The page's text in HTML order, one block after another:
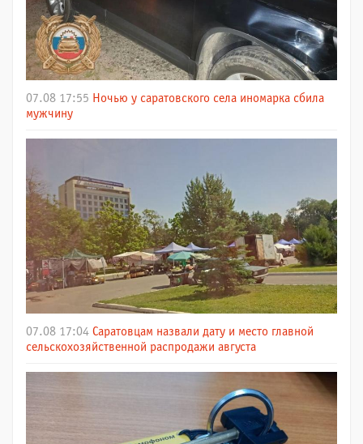
07.08 17:55 Ночью у саратовского села иномарка сбила
мужчину
07.08 17:04 Саратовцам назвали дату и место главной
сельскохозяйственной распродажи августа